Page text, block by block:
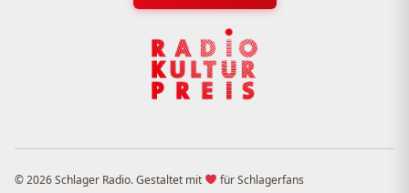
© 2026 Schlager Radio. Gestaltet mit für Schlagerfans